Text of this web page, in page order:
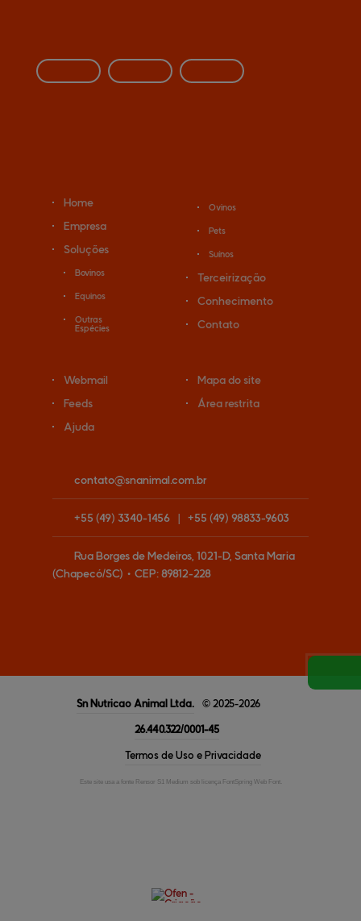
Home
Empresa
Soluções
Bovinos
Equinos
Outras
Espécies
Ovinos
Pets
Suínos
Terceirização
Conhecimento
Contato
Webmail
Feeds
Ajuda
Mapa do site
Área restrita
contato@snanimal.com.br
+55 (49) 3340-1456 | +55 (49) 98833-9603
Rua Borges de Medeiros, 1021-D, Santa Maria
(Chapecó/SC) • CEP:89812-228
Sn Nutricao Animal Ltda. © 2025-2026
26.440.322/0001-45
Termos de Uso e Privacidade
Este site usa a fonte Rensor S1 Medium sob licença FontSpring Web Font.